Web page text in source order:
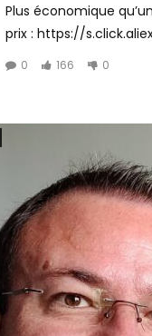
Plus économique
prix : https://
0 166 0